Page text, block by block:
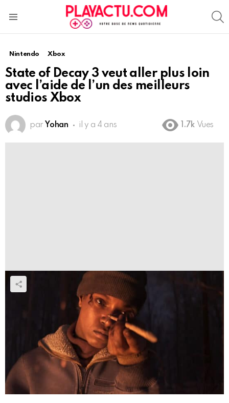
Nintendo Xbox
State of Decay 3 veut aller plus loin
avec l’aide de l’un des meilleurs
studios Xbox
par Yohan il y a 4 ans 1.7k Vues